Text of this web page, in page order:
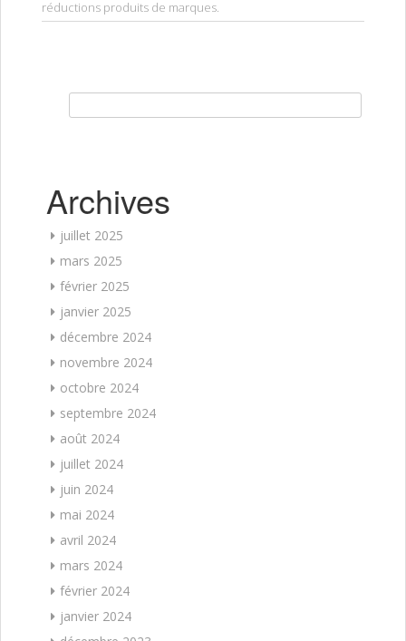
réductions produits de marques.
Archives
juillet 2025
mars 2025
février 2025
janvier 2025
décembre 2024
novembre 2024
octobre 2024
septembre 2024
août 2024
juillet 2024
juin 2024
mai 2024
avril 2024
mars 2024
février 2024
janvier 2024